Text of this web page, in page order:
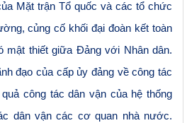
Mặt trận Tổ quốc và các tổ chức
củng cố khối đại đoàn kết toàn
mật thiết giữa Đảng với Nhân dân.
đạo của cấp ủy đảng về công tác
công tác dân vận của hệ thống
dân vận các cơ quan nhà nước.